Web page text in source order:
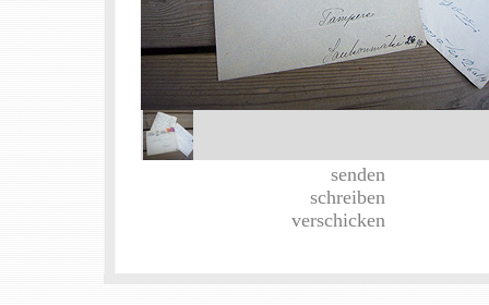
senden
schreiben
verschicken